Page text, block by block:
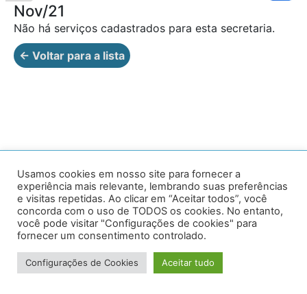
Nov/21
Não há serviços cadastrados para esta secretaria.
← Voltar para a lista
Av. Prof. Armando Alves da Silva, nº 1950 - Zacarias,
Caratinga - MG - 35302-403 / Tel: (33) 3329 8000
Desenvolvido por VersaTec
Usamos cookies em nosso site para fornecer a
experiência mais relevante, lembrando suas preferências
e visitas repetidas. Ao clicar em “Aceitar todos”, você
concorda com o uso de TODOS os cookies. No entanto,
você pode visitar "Configurações de cookies" para
fornecer um consentimento controlado.
Configurações de Cookies Aceitar tudo